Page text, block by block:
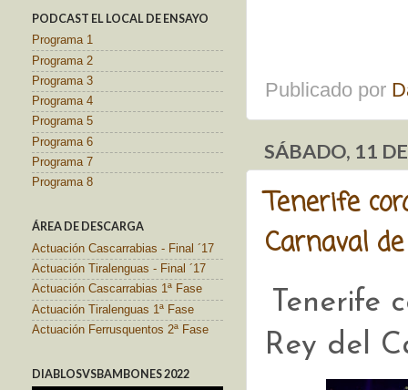
Publicado por
SÁBADO, 11
Tenerife
Carnaval
Tenerife
Rey del
PODCAST EL LOCAL DE ENSAYO
Programa 1
Programa 2
Programa 3
Programa 4
Programa 5
Programa 6
Programa 7
Programa 8
ÁREA DE DESCARGA
Actuación Cascarrabias - Final ´17
Actuación Tiralenguas - Final ´17
Actuación Cascarrabias 1ª Fase
Actuación Tiralenguas 1ª Fase
Actuación Ferrusquentos 2ª Fase
DIABLOSVSBAMBONES 2022